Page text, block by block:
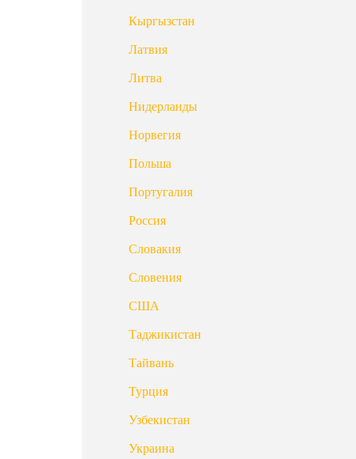
Кыргызстан
Латвия
Литва
Нидерланды
Норвегия
Польша
Португалия
Россия
Словакия
Словения
США
Таджикистан
Тайвань
Турция
Узбекистан
Украина